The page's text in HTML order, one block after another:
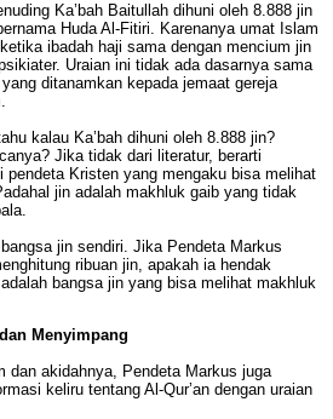
Ka’bah Baitullah dihuni oleh 8.888 jin
Huda Al-Fitiri. Karenanya umat Islam
ibadah haji sama dengan mencium jin
Uraian ini tidak ada dasarnya sama
ditanamkan kepada jemaat gereja
kalau Ka’bah dihuni oleh 8.888 jin?
Jika tidak dari literatur, berarti
pendeta Kristen yang mengaku bisa melihat
jin adalah makhluk gaib yang tidak
jin sendiri. Jika Pendeta Markus
ribuan jin, apakah ia hendak
bangsa jin yang bisa melihat makhluk
Menyimpang
dan akidahnya, Pendeta Markus juga
keliru tentang Al-Qur’an dengan uraian